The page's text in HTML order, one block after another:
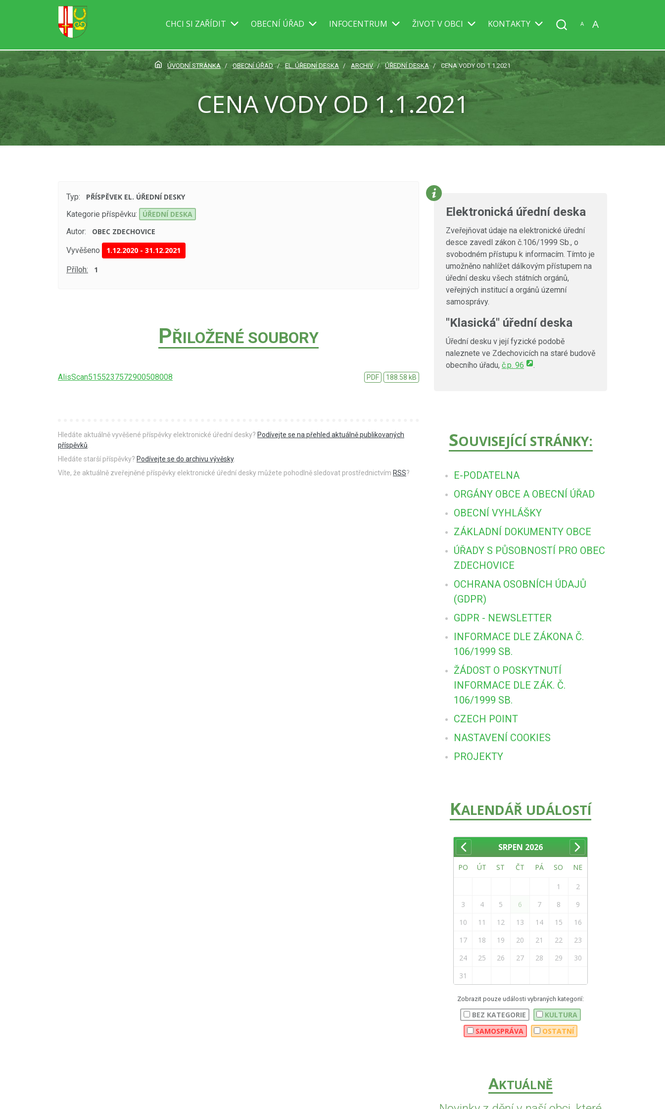
CHCI SI ZAŘÍDIT OBECNÍ ÚŘAD INFOCENTRUM ŽIVOT V OBCI KONTAKTY A A
ÚVODNÍ STRÁNKA OBECNÍ ÚŘAD EL. ÚŘEDNÍ DESKA ARCHIV ÚŘEDNÍ DESKA CENA VODY OD 1.1.2021
CENA VODY OD 1.1.2021
Typ:
PŘÍSPĚVEK EL. ÚŘEDNÍ DESKY
Kategorie příspěvku:
ÚŘEDNÍ DESKA
Autor:
OBEC ZDECHOVICE
Vyvěšeno 1.12.2020 -31.12.2021
Příloh: 1
PŘILOŽENÉ SOUBORY
AlisScan5155237572900508008 PDF 188.58 kB
Hledáte aktuálně vyvěšené příspěvky elektronické úřední desky? Podívejte se na přehled aktuálně publikovaných
příspěvků
Hledáte starší příspěvky? Podívejte se do archivu vývěsky.
Víte, že aktuálně zveřejněné příspěvky elektronické úřední desky můžete pohodlně sledovat prostřednictvím RSS?
Elektronická úřední deska
Zveřejňovat údaje na elektronické úřední
desce zavedl zákon č.106/1999 Sb., o
svobodném přístupu k informacím. Tímto je
umožněno nahlížet dálkovým přístupem na
úřední desku všech státních orgánů,
veřejných institucí a orgánů územní
samosprávy.
"Klasická" úřední deska
Úřední desku v její fyzické podobě
naleznete ve Zdechovicích na staré budově
obecního úřadu, č.p. 96 .
SOUVISEJÍCÍ STRÁNKY:
E-PODATELNA
ORGÁNY OBCE A OBECNÍ ÚŘAD
OBECNÍ VYHLÁŠKY
ZÁKLADNÍ DOKUMENTY OBCE
ÚŘADY S PŮSOBNOSTÍ PRO OBEC
ZDECHOVICE
OCHRANA OSOBNÍCH ÚDAJŮ
(GDPR)
GDPR - NEWSLETTER
INFORMACE DLE ZÁKONA Č.
106/1999 SB.
ŽÁDOST O POSKYTNUTÍ
INFORMACE DLE ZÁK. Č.
106/1999 SB.
CZECH POINT
NASTAVENÍ COOKIES
PROJEKTY
KALENDÁŘ UDÁLOSTÍ
SRPEN 2026
PO ÚT ST ČT PÁ SO NE
1
2
3
4 5 6 7 8
9
10
11 12 13 14 15
16
17
18 19 20 21 22
23
24
25 26 27 28 29
30
31
Zobrazit pouze události vybraných kategorií:
BEZ KATEGORIE
KULTURA
SAMOSPRÁVA
OSTATNÍ
AKTUÁLNĚ